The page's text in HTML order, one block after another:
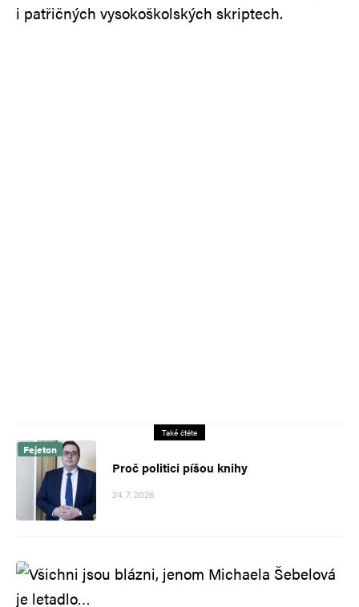
i patřičných vysokoškolských skriptech.
Také čtěte
Fejeton
Proč politici píšou knihy
24. 7. 2026